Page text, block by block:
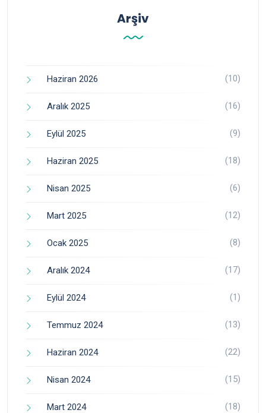
Arşiv
Haziran 2026 (10)
Aralık 2025 (16)
Eylül 2025 (9)
Haziran 2025 (18)
Nisan 2025 (6)
Mart 2025 (12)
Ocak 2025 (8)
Aralık 2024 (17)
Eylül 2024 (1)
Temmuz 2024 (13)
Haziran 2024 (22)
Nisan 2024 (15)
Mart 2024 (18)